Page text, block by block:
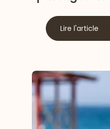
Lire l'article